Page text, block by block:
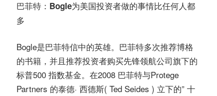
巴菲特：Bogle为美国投资者做的事情比任何人都
多
Bogle是巴菲特信中的英雄。巴菲特多次推荐博格
的书籍，并且推荐投资者购买先锋领航公司旗下的
标普500 指数基金。在2008 巴菲特与Protege
Partners 的泰德· 西德斯( Ted Seides ) 立下的” 十